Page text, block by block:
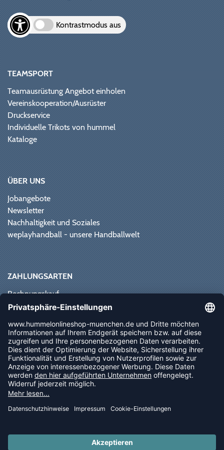
Kontrastmodus aus
TEAMSPORT
Teamausrüstung Angebot einholen
Vereinskooperation/Ausrüster
Druckservice
Individuelle Trikots von hummel
Kataloge
ÜBER UNS
Jobangebote
Newsletter
Nachhaltigkeit und Soziales
weplayhandball - unsere Handballwelt
ZAHLUNGSARTEN
Rechnungskauf
Paypal
Vorkasse
Sofortüberweisung
NEWSLETTER